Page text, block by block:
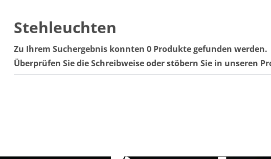
Stehleuchten
Zu Ihrem Suchergebnis konnten 0 Produkte gefunden werden.
Überprüfen Sie die Schreibweise oder stöbern Sie in unseren